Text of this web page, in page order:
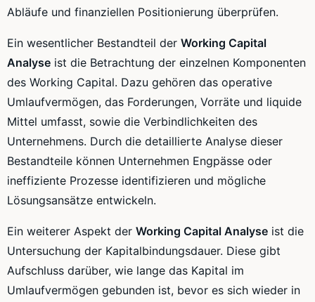
Abläufe und finanziellen Positionierung überprüfen.
Ein wesentlicher Bestandteil der Working Capital
Analyse ist die Betrachtung der einzelnen Komponenten
des Working Capital. Dazu gehören das operative
Umlaufvermögen, das Forderungen, Vorräte und liquide
Mittel umfasst, sowie die Verbindlichkeiten des
Unternehmens. Durch die detaillierte Analyse dieser
Bestandteile können Unternehmen Engpässe oder
ineffiziente Prozesse identifizieren und mögliche
Lösungsansätze entwickeln.
Ein weiterer Aspekt der Working Capital Analyse ist die
Untersuchung der Kapitalbindungsdauer. Diese gibt
Aufschluss darüber, wie lange das Kapital im
Umlaufvermögen gebunden ist, bevor es sich wieder in